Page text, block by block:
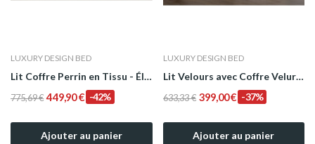
LUXURY DESIGN BED
Lit Coffre Perrin en Tissu - Élégance et...
775,69 € 449,90 € -42%
Ajouter au panier
LUXURY DESIGN BED
Lit Velours avec Coffre Velurino – Élégance et...
633,33 € 399,00 € -37%
Ajouter au panier